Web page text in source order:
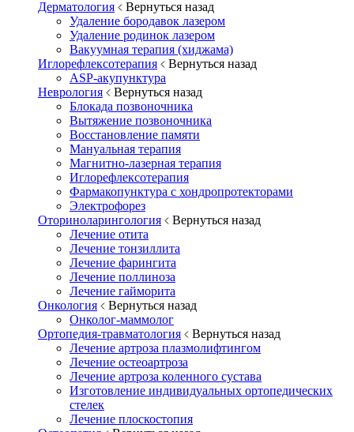
Дерматология
Вернуться назад
Удаление бородавок лазером
Удаление родинок лазером
Вакуумная терапия (хиджама)
Иглорефлексотерапия
Вернуться назад
ASP-акупунктура
Неврология
Вернуться назад
Блокада позвоночника
Вытяжение позвоночника
Восстановление памяти
Мануальная терапия
Магнитно-лазерная терапия
Иглорефлексотерапия
Фармакопунктура с хондропротекторами
Электрофорез
Оториноларингология
Вернуться назад
Лечение отита
Лечение тонзиллита
Лечение фарингита
Лечение поллиноза
Лечение гайморита
Онкология
Вернуться назад
Онколог-маммолог
Ортопедия-травматология
Вернуться назад
Лечение артроза плазмолифтингом
Лечение остеоартроза
Лечение артроза коленного сустава
Изготовление индивидуальных ортопедических
стелек
Лечение плоскостопия